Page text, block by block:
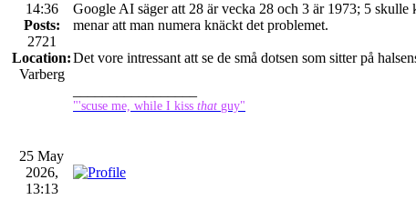
14:36
Posts:
2721
Location:
Varberg
Google AI säger att 28 är vecka 28 och 3 är 1973; 5
menar att man numera knäckt det problemet.
Det vore intressant att se de små dotsen som sitter på
"'scuse me, while I kiss that guy"
25 May
2026,
13:13